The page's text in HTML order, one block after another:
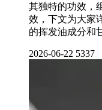
其独特的功效，
效，下文为大家
的挥发油成分和
2026-06-22 5337